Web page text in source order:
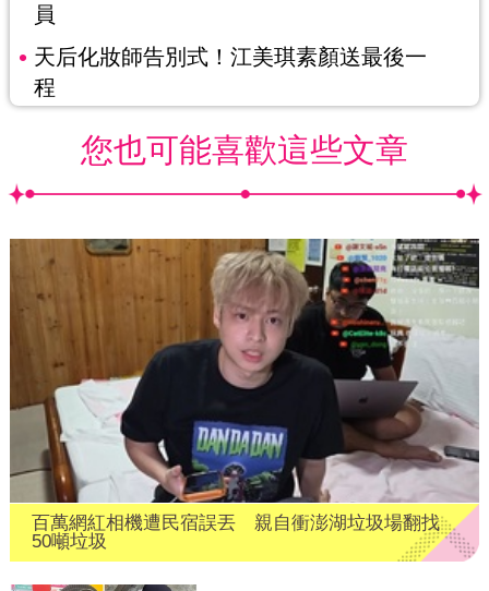
員
天后化妝師告別式！江美琪素顏送最後一
程
您也可能喜歡這些文章
百萬網紅相機遭民宿誤丟 親自衝澎湖垃圾場翻找
50噸垃圾